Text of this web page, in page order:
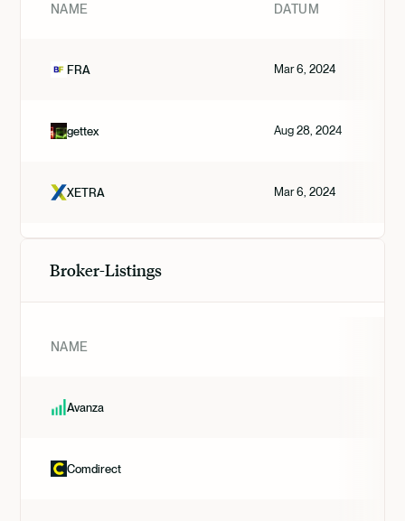
NAME DATUM
FRA Mar 6, 2024
gettex Aug 28, 2024
XETRA Mar 6, 2024
Broker-Listings
NAME
Avanza
Comdirect